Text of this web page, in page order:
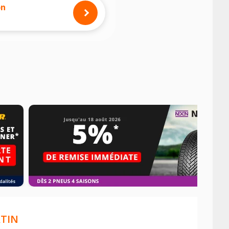
des pneus montés sur votre